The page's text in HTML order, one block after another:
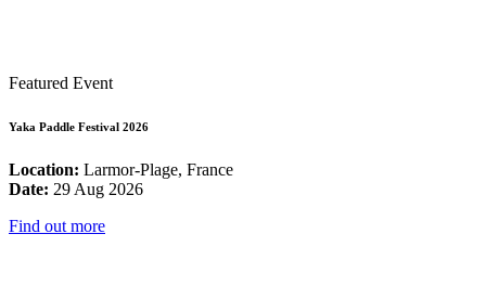
Featured Event
Yaka Paddle Festival 2026
Location: Larmor-Plage, France
Date: 29 Aug 2026
Find out more